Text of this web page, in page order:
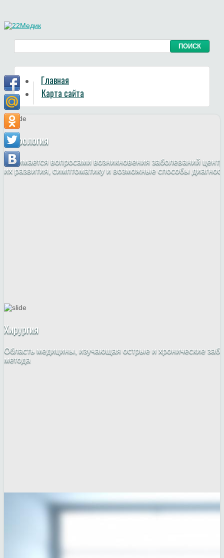
Главная
Карта сайта
Неврология
Занимается вопросами возникновения заболеваний
их развития, симптоматику и возможные способы
Хирургия
Область медицины, изучающая острые и хронические
метода